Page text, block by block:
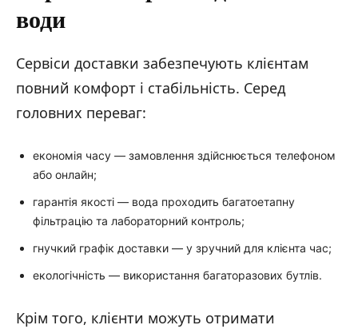
води
Сервіси доставки забезпечують клієнтам
повний комфорт і стабільність. Серед
головних переваг:
економія часу — замовлення здійснюється телефоном
або онлайн;
гарантія якості — вода проходить багатоетапну
фільтрацію та лабораторний контроль;
гнучкий графік доставки — у зручний для клієнта час;
екологічність — використання багаторазових бутлів.
Крім того, клієнти можуть отримати